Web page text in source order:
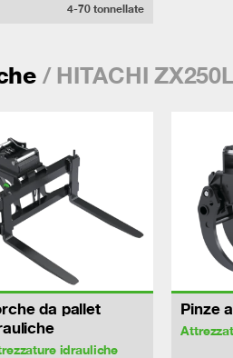
4-70tonnellate
/ HITACHI
da pallet
idrauliche
Pinze